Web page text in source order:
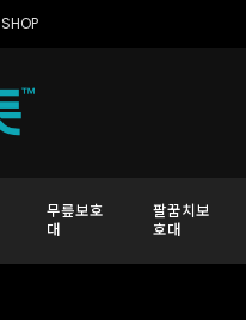
SHOP
무릎보호
대
팔꿈치보
호대